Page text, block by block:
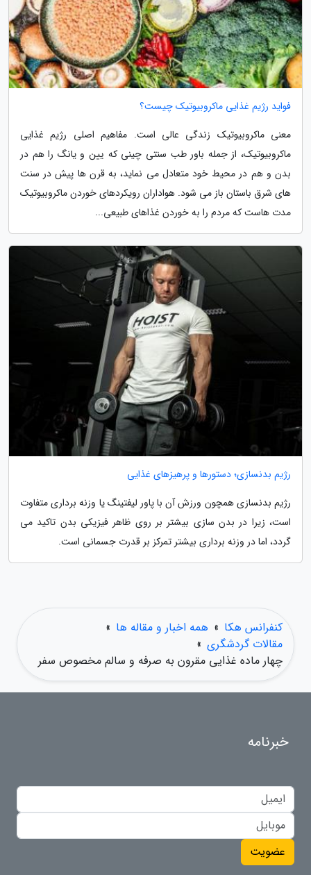
فواید رژیم غذایی ماکروبیوتیک چیست؟
معنی ماکروبیوتیک زندگی عالی است. مفاهیم اصلی رژیم غذایی
ماکروبیوتیک، از جمله باور طب سنتی چینی که یین و یانگ را هم در
بدن و هم در محیط خود متعادل می نماید، به قرن ها پیش در سنت
های شرق باستان باز می شود. هواداران رویکردهای خوردن ماکروبیوتیک
مدت هاست که مردم را به خوردن غذاهای طبیعی...
رژیم بدنسازی؛ دستورها و پرهیزهای غذایی
رژیم بدنسازی همچون ورزش آن با پاور لیفتینگ یا وزنه برداری متفاوت
است، زیرا در بدن سازی بیشتر بر روی ظاهر فیزیکی بدن تاکید می
گردد، اما در وزنه برداری بیشتر تمرکز بر قدرت جسمانی است.
کنفرانس هکا » همه اخبار و مقاله ها »
مقالات گردشگری »
چهار ماده غذایی مقرون به صرفه و سالم مخصوص سفر
خبرنامه
عضویت